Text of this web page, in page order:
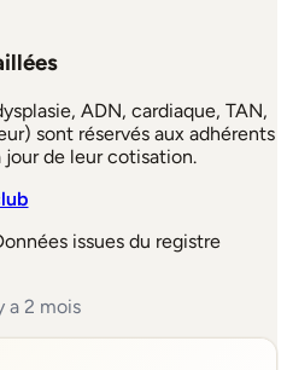
ADN, cardiaque, TAN,
sont réservés aux adhérents
jour de leur cotisation.
issues du registre
a 2 mois